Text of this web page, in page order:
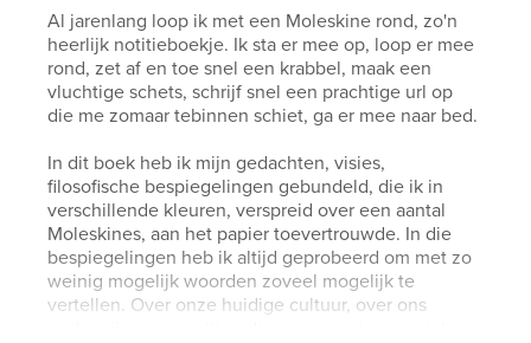
Al jarenlang loop ik met een Moleskine rond, zo'n
heerlijk notitieboekje. Ik sta er mee op, loop er mee
rond, zet af en toe snel een krabbel, maak een
vluchtige schets, schrijf snel een prachtige url op
die me zomaar tebinnen schiet, ga er mee naar bed.
In dit boek heb ik mijn gedachten, visies,
filosofische bespiegelingen gebundeld, die ik in
verschillende kleuren, verspreid over een aantal
Moleskines, aan het papier toevertrouwde. In die
bespiegelingen heb ik altijd geprobeerd om met zo
weinig mogelijk woorden zoveel mogelijk te
vertellen. Over onze huidige cultuur, over ons